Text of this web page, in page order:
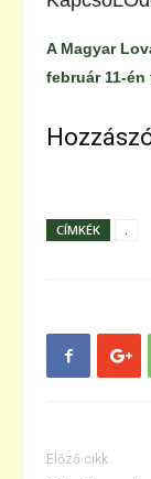
A Magyar
február 11-
CÍMKÉK .
Előző cikk